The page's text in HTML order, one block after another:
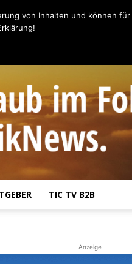
TIC TV B2B
Anzeige
von Inhalten und können